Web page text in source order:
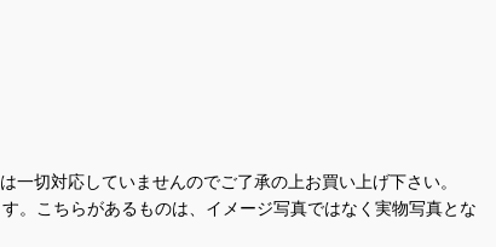
切対応していませんのでご了承の上お買い上げ下さい。
。こちらがあるものは、イメージ写真ではなく実物写真とな